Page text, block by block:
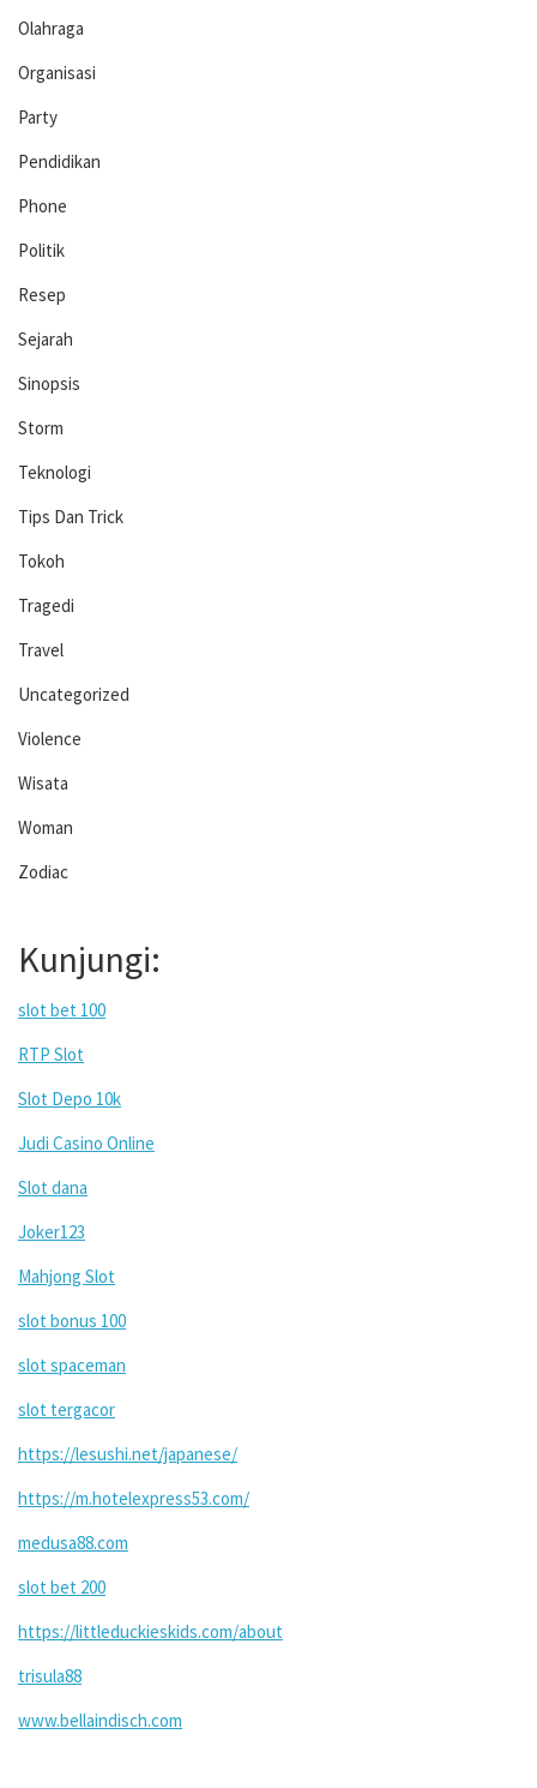
Olahraga
Organisasi
Party
Pendidikan
Phone
Politik
Resep
Sejarah
Sinopsis
Storm
Teknologi
Tips Dan Trick
Tokoh
Tragedi
Travel
Uncategorized
Violence
Wisata
Woman
Zodiac
Kunjungi:
slot bet 100
RTP Slot
Slot Depo 10k
Judi Casino Online
Slot dana
Joker123
Mahjong Slot
slot bonus 100
slot spaceman
slot tergacor
https://lesushi.net/japanese/
https://m.hotelexpress53.com/
medusa88.com
slot bet 200
https://littleduckieskids.com/about
trisula88
www.bellaindisch.com